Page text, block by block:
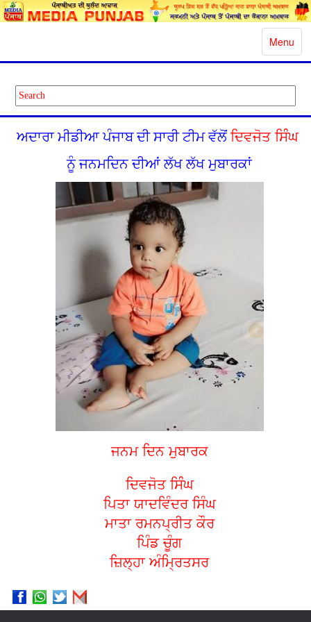
Toggle
Menu
ਅਦਾਰਾ ਮੀਡੀਆ ਪੰਜਾਬ ਦੀ ਸਾਰੀ ਟੀਮ ਵੱਲੋਂ ਦਿਵਜੋਤ ਸਿੰੰਘ
ਨੂੰ ਜਨਮਦਿਨ ਦੀਆਂ ਲੱਖ ਲੱਖ ਮੁਬਾਰਕਾਂ
ਜਨਮ ਦਿਨ ਮੁਬਾਰਕ
ਦਿਵਜੋਤ ਸਿੰੰਘ
ਪਿਤਾ ਯਾਦਵਿੰਦਰ ਸਿੰਘ
ਮਾਤਾ ਰਮਨਪ੍ਰੀਤ ਕੌਰ
ਪਿੰਡ ਚੂੰਗ
ਜ਼ਿਲ੍ਹਾ ਅੰਮ੍ਰਿਤਸਰ